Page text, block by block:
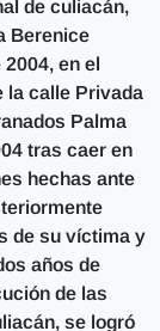
de culiacán,
Berenice
en el
la calle Privada
Palma
tras caer en
hechas ante
de su víctima y
años de
de las
se logró